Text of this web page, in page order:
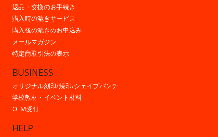
返品・交換のお手続き
購入時の漉きサービス
購入後の漉きのお申込み
メールマガジン
特定商取引法の表示
BUSINESS
オリジナル刻印/焼印/シェイプパンチ
学校教材・イベント材料
OEM受付
HELP